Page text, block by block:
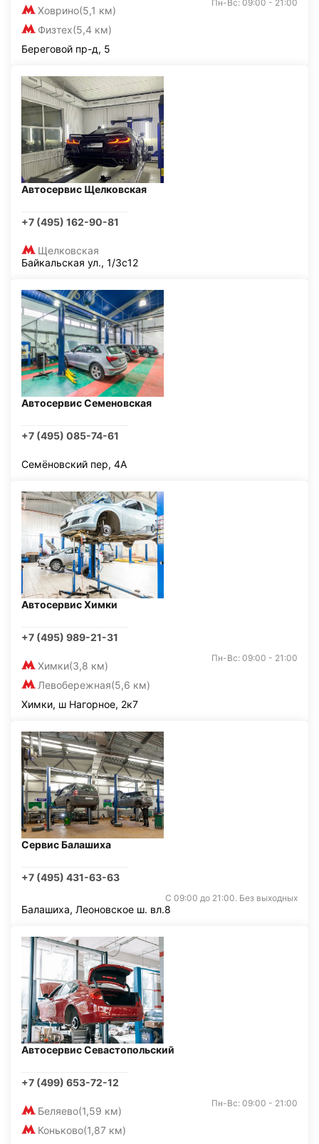
Ховрино(5,1 км)
Физтех(5,4 км)
Пн-Вс: 09:00 - 21:00
Береговой пр-д, 5
Автосервис Щелковская
+7 (495) 162-90-81
Щелковская
Байкальская ул., 1/3с12
Автосервис Семеновская
+7 (495) 085-74-61
Семёновский пер, 4А
Автосервис Химки
+7 (495) 989-21-31
Химки(3,8 км)
Левобережная(5,6 км)
Пн-Вс: 09:00 - 21:00
Химки, ш Нагорное, 2к7
Сервис Балашиха
+7 (495) 431-63-63
С 09:00 до 21:00. Без выходных
Балашиха, Леоновское ш. вл.8
Автосервис Севастопольский
+7 (499) 653-72-12
Беляево(1,59 км)
Коньково(1,87 км)
Пн-Вс: 09:00 - 21:00